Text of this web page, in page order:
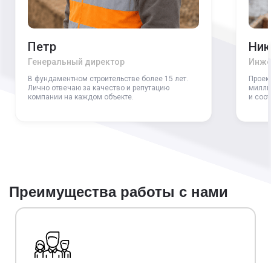
Петр
Генеральный директор
В фундаментном строительстве более 15 лет.
Лично отвечаю за качество и репутацию
компании на каждом объекте.
и
Преимущества работы с нами